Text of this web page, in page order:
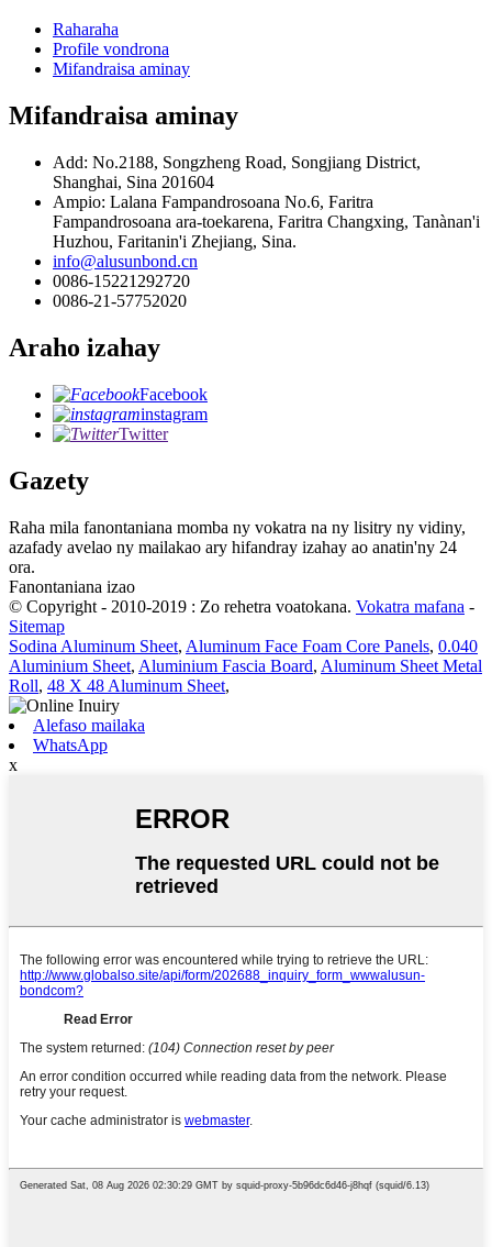
Raharaha
Profile vondrona
Mifandraisa aminay
Mifandraisa aminay
Add: No.2188, Songzheng Road, Songjiang District,
Shanghai, Sina 201604
Ampio: Lalana Fampandrosoana No.6, Faritra
Fampandrosoana ara-toekarena, Faritra Changxing, Tanànan'i
Huzhou, Faritanin'i Zhejiang, Sina.
info@alusunbond.cn
0086-15221292720
0086-21-57752020
Araho izahay
Facebook
instagram
Twitter
Gazety
Raha mila fanontaniana momba ny vokatra na ny lisitry ny vidiny,
azafady avelao ny mailakao ary hifandray izahay ao anatin'ny 24
ora.
Fanontaniana izao
© Copyright - 2010-2019 : Zo rehetra voatokana. Vokatra mafana -
Sitemap
Sodina Aluminum Sheet, Aluminum Face Foam Core Panels, 0.040
Aluminium Sheet, Aluminium Fascia Board, Aluminum Sheet Metal
Roll, 48 X 48 Aluminum Sheet,
Alefaso mailaka
WhatsApp
x